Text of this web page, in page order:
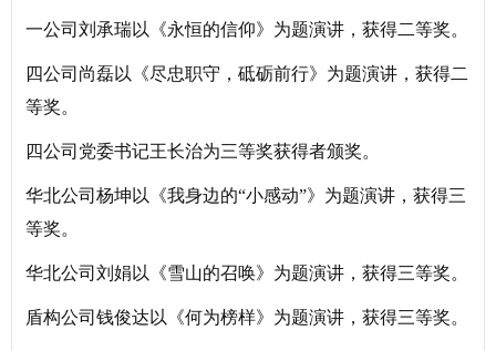
一公司刘承瑞以《永恒的信仰》为题演讲，获得二等奖。
四公司尚磊以《尽忠职守，砥砺前行》为题演讲，获得二
等奖。
四公司党委书记王长治为三等奖获得者颁奖。
华北公司杨坤以《我身边的“小感动”》为题演讲，获得三
等奖。
华北公司刘娟以《雪山的召唤》为题演讲，获得三等奖。
盾构公司钱俊达以《何为榜样》为题演讲，获得三等奖。